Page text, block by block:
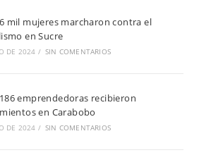
mil mujeres marcharon contra el
en Sucre
DE 2024 / SIN COMENTARIOS
emprendedoras recibieron
en Carabobo
DE 2024 / SIN COMENTARIOS